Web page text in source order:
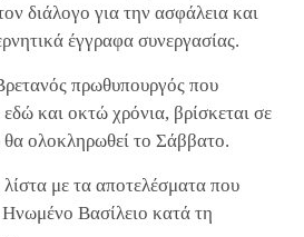
διάλογο για την ασφάλεια και
έγγραφα συνεργασίας.
πρωθυπουργός που
και οκτώ χρόνια, βρίσκεται σε
θα ολοκληρωθεί το Σάββατο.
με τα αποτελέσματα που
Βασίλειο κατά τη